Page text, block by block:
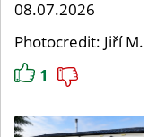
08.07.2026
Photocredit: Jiří M.
1